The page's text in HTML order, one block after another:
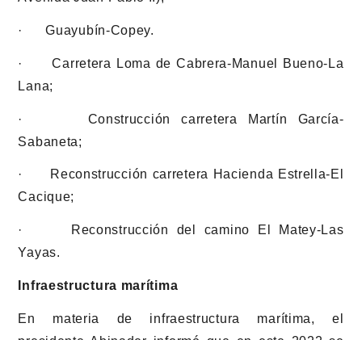
· Guayubín-Copey.
· Carretera Loma de Cabrera-Manuel Bueno-La
Lana;
· Construcción carretera Martín García-
Sabaneta;
· Reconstrucción carretera Hacienda Estrella-El
Cacique;
· Reconstrucción del camino El Matey-Las
Yayas.
Infraestructura marítima
En materia de infraestructura marítima, el